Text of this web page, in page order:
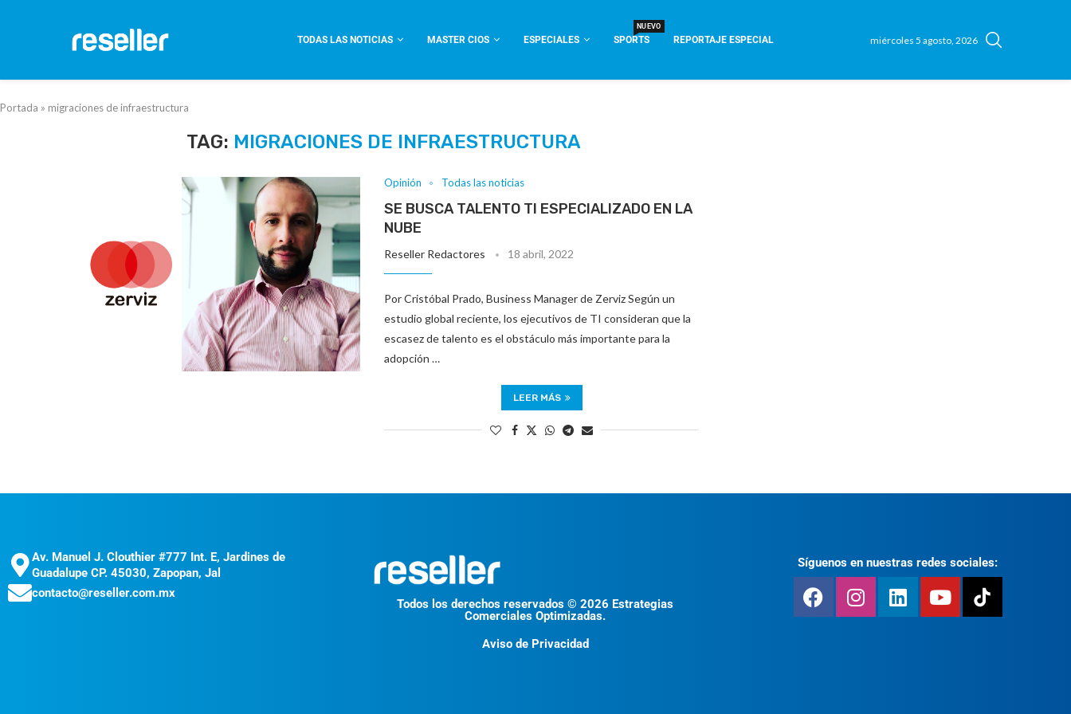
TODAS LAS NOTICIAS MASTER CIOS ESPECIALES SPORTS
NUEVO
REPORTAJE ESPECIAL miércoles 5 agosto, 2026
Portada » migraciones de infraestructura
TAG: MIGRACIONES DE INFRAESTRUCTURA
Opinión Todas las noticias
SE BUSCA TALENTO TI ESPECIALIZADO EN LA
NUBE
Reseller Redactores 18 abril, 2022
Por Cristóbal Prado, Business Manager de Zerviz Según un
estudio global reciente, los ejecutivos de TI consideran que la
escasez de talento es el obstáculo más importante para la
adopción …
LEER MÁS
Av. Manuel J. Clouthier #777 Int. E, Jardines de
Guadalupe CP. 45030, Zapopan, Jal
contacto@reseller.com.mx
Todos los derechos reservados © 2026 Estrategias
Comerciales Optimizadas.
Aviso de Privacidad
Síguenos en nuestras redes sociales: